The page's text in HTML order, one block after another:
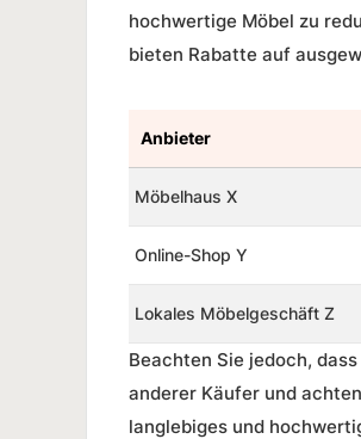
hochwertige Möbel zu
bieten Rabatte auf
Anbieter
Möbelhaus X
Online-Shop Y
Lokales Möbelgeschäft Z
Beachten Sie jedoch,
anderer Käufer und
langlebiges und